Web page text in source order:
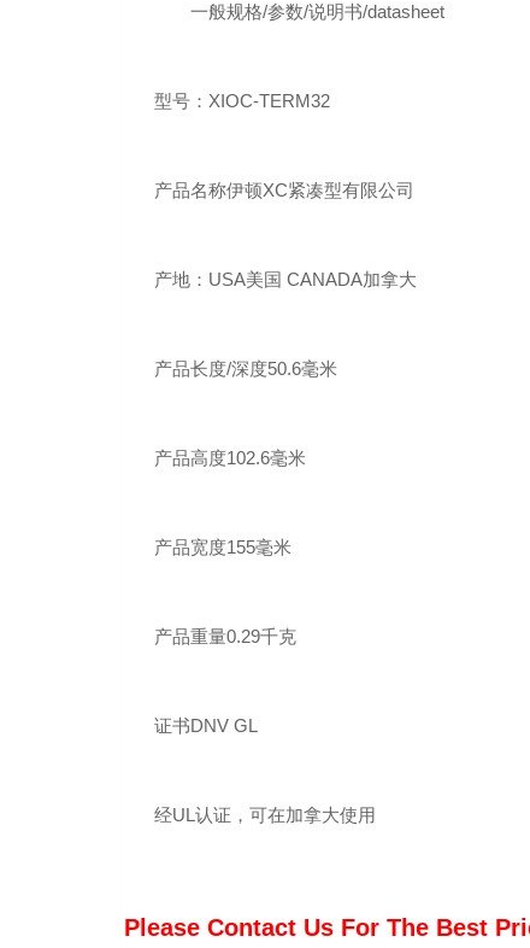
一般规格/参数/说明书/datasheet
型号：XIOC-TERM32
产品名称伊顿XC紧凑型有限公司
产地：USA美国 CANADA加拿大
产品长度/深度50.6毫米
产品高度102.6毫米
产品宽度155毫米
产品重量0.29千克
证书DNV GL
经UL认证，可在加拿大使用
Please Contact Us For The Best